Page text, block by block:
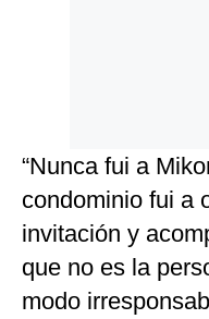
“Nunca fui a
condominio fui a
invitación y
que no es la
modo